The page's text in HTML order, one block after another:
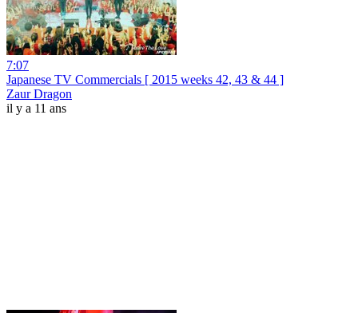
7:07
Japanese TV Commercials [ 2015 weeks 42, 43 & 44 ]
Zaur Dragon
il y a 11 ans